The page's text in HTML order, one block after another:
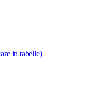
in tabelle)